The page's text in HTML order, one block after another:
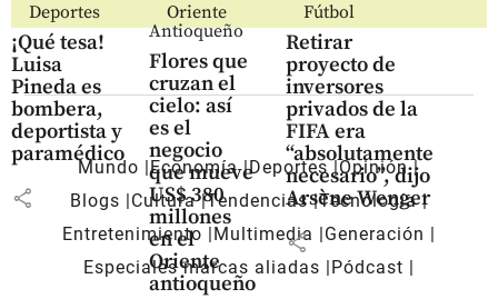
Deportes
¡Qué tesa!
Luisa
Pineda es
bombera,
deportista y
paramédico
share
Oriente
Antioqueño
Flores que
cruzan el
cielo: así
es el
negocio
que mueve
US$ 380
millones
en el
Oriente
antioqueño
Fútbol
Retirar
proyecto de
inversores
privados de la
FIFA era
“absolutamente
necesario”, dijo
Arsène Wenger
share
Mundo Economía Deportes Opinión
Blogs
Cultura Tendencias Tecnología
Entretenimiento
Multimedia
Generación
Especiales marcas aliadas
Pódcast